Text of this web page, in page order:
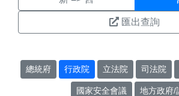
匯出查詢
總統府 行政院 立法院 司法院
國家安全會議 地方政府/